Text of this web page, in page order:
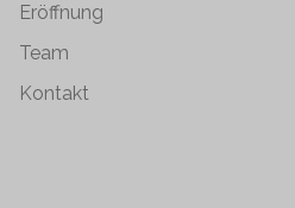
Eröffnung
Team
Kontakt